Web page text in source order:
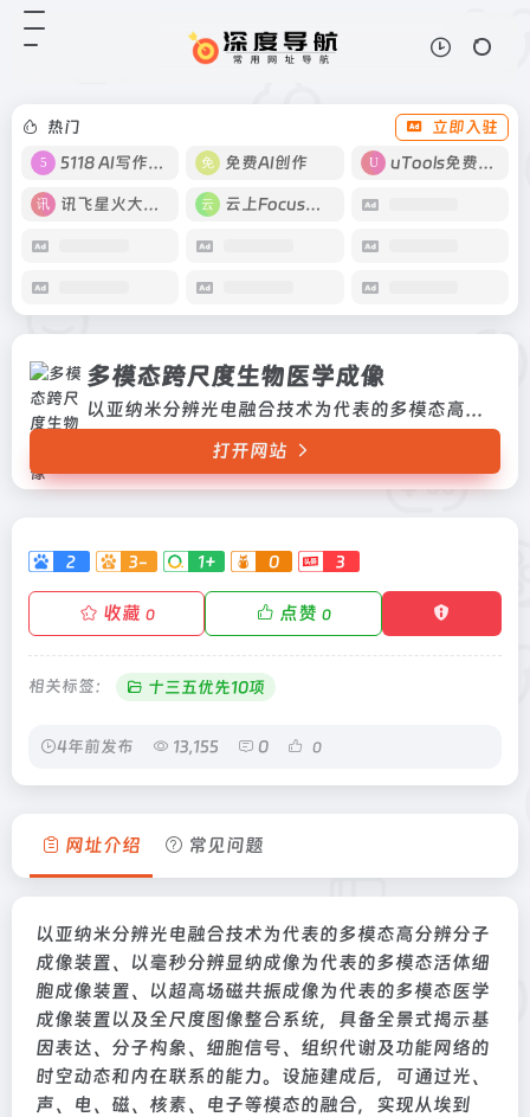
热门
立即入驻
5118 AI写作工具
免费AI创作 uTools免费工具箱
讯飞星火大模型 云上Focus接码
多模态跨尺度生物医学成像
以亚纳米分辨光电融合技术为代表的多模态高分辨分子成像装置、以毫秒分辨显纳成像为代表的多模态活体细胞成像装置、以超高场磁共振成像为代表的多模态医学成像装置以及全尺度图像整合系统，具备全景式揭示基因表达、分子构象、细胞信号、组织代谢及功能网络的时空动态和内在联系的能力。设施建成后，可通过光、声、电、磁、核素、电子等模态的融合，实现从埃到米、微...
打开网站
2 3- 1+ 0 3
收藏 0 点赞 0
相关标签： 十三五优先10项
4年前发布 13,155 0 0
多模态跨尺度生物医学成像
多模态高分辨分子成像装置、以毫秒
分辨显纳成像为代表的多模态活体细
代表的多模态医学成像装置以及全
尺...
网址介绍 常见问题
以亚纳米分辨光电融合技术为代表的多模态高分辨分子
成像装置、以毫秒分辨显纳成像为代表的多模态活体细
胞成像装置、以超高场磁共振成像为代表的多模态医学
成像装置以及全尺度图像整合系统，具备全景式揭示基
因表达、分子构象、细胞信号、组织代谢及功能网络的
时空动态和内在联系的能力。设施建成后，可通过光、
声、电、磁、核素、电子等模态的融合，实现从埃到